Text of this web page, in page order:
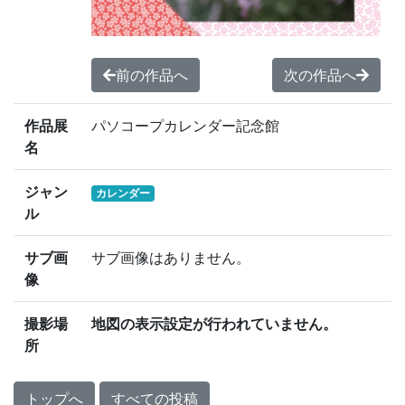
前の作品へ 次の作品へ
作品展
名
パソコープカレンダー記念館
ジャン
ル
カレンダー
サブ画
像
サブ画像はありません。
撮影場
所
地図の表示設定が行われていません。
トップへ すべての投稿